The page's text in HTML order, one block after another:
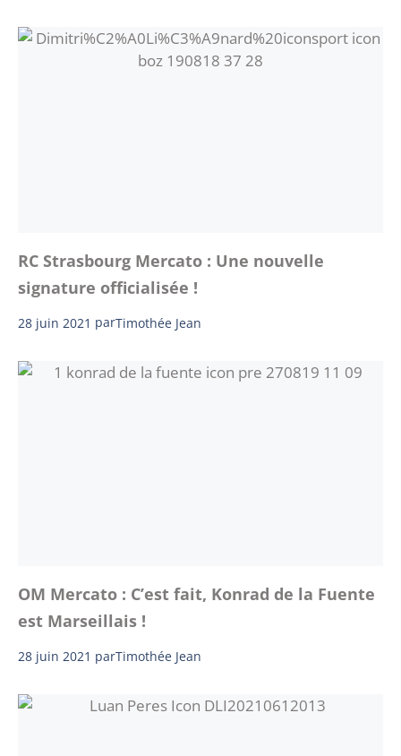
RC Strasbourg Mercato : Une nouvelle
signature officialisée !
28 juin 2021 parTimothée Jean
OM Mercato : C’est fait, Konrad de la Fuente
est Marseillais !
28 juin 2021 parTimothée Jean